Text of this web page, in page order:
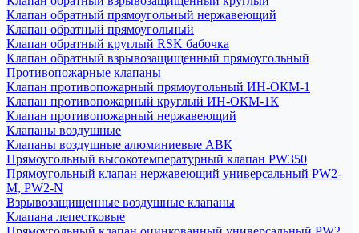
Клапан обратный прямоугольный нержавеющий
Клапан обратный прямоугольный
Клапан обратный круглый RSK бабочка
Клапан обратный взрывозащищенный прямоугольный
Противопожарные клапаны
Клапан противопожарный прямоугольный ИН-ОКМ-1
Клапан противопожарный круглый ИН-ОКМ-1К
Клапан противопожарный нержавеющий
Клапаны воздушные
Клапаны воздушные алюминиевые АВК
Прямоугольный высокотемпературный клапан PW350
Прямоугольный клапан нержавеющий универсальный PW2-
M, PW2-N
Взрывозащищенные воздушные клапаны
Клапана лепестковые